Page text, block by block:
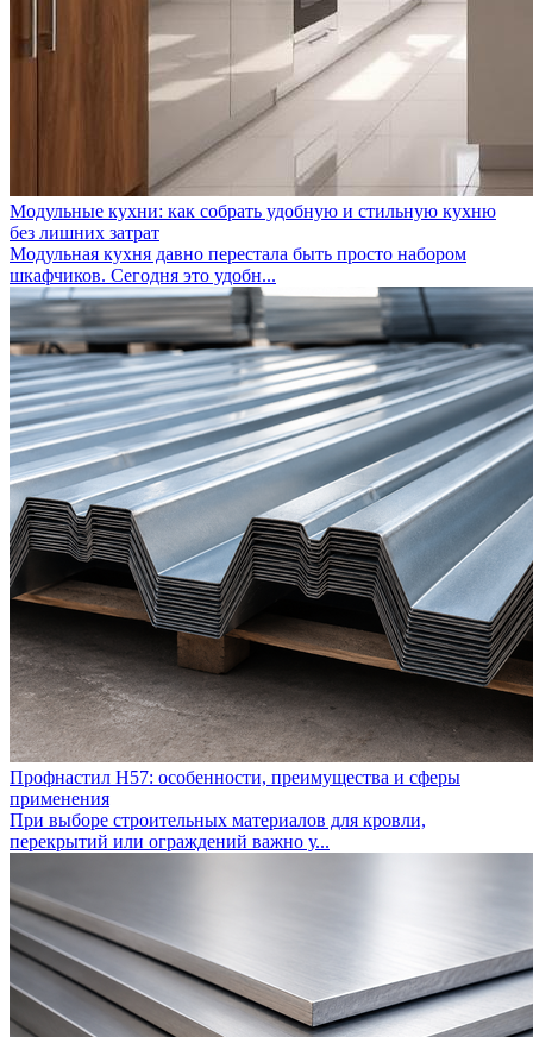
Модульные кухни: как собрать удобную и стильную кухню
без лишних затрат
Модульная кухня давно перестала быть просто набором
шкафчиков. Сегодня это удобн...
Профнастил Н57: особенности, преимущества и сферы
применения
При выборе строительных материалов для кровли,
перекрытий или ограждений важно у...